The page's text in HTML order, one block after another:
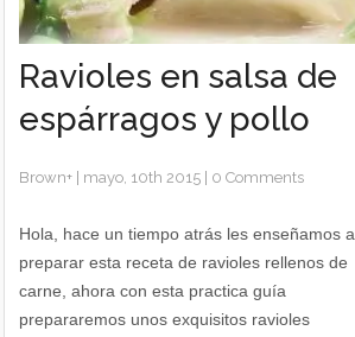
Ravioles en salsa de
espárragos y pollo
Brown+ mayo, 10th 2015 0 Comments
Hola, hace un tiempo atrás les enseñamos a
preparar esta receta de ravioles rellenos de
carne, ahora con esta practica guía
prepararemos unos exquisitos ravioles